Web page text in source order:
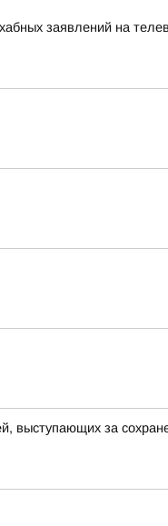
заявлений на
выступающих за